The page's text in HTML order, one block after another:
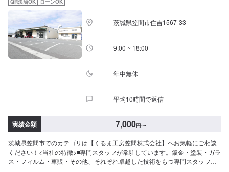
5日程度で納車となります。納期は前後する場合がございます。予め、ご了承
ください。-----パーツ持ち込みについて-----パーツの持ち込み可能です。オフ
ァーにて詳細をお願い致します。-----代車について-----無料の代車をご用意し
ています。お車の作業中は代車をご利用ください。※代車の燃料代はお客様に
ご負担いただいております。-----ご来店時の注意、受付方法-----当工場は竹の
くら様を過ぎ左手にMMM様の看板がある所を右折していただければ工場があ
話いただければと思います。入庫の際はお気をつけてお越しください。駐車
【定休日・営業時間】定休日：日曜日、祝日営業時間：9:00~18:00
QR決済OK ローンOK
茨城県笠間市住吉1567-33
9:00 ~ 18:00
年中無休
平均10時間で返信
実績金額 7,000円〜
茨城県笠間市でのカテゴリは【くるま工房笠間株式会社】へお気軽にご相談
ください！<当社の特徴>◾専門スタッフが常駐しています。鈑金・塗装・ガラ
ス・フィルム・車販・その他、それぞれ卓越した技術をもつ専門スタッフが